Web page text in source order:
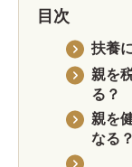
目次
扶養
親を
る？
親を
なる？